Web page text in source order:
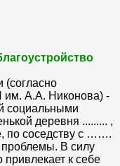
(согласно
им. А.А. Никонова) -
социальными
деревня ......... ,
по соседству с …….
В силу
к себе